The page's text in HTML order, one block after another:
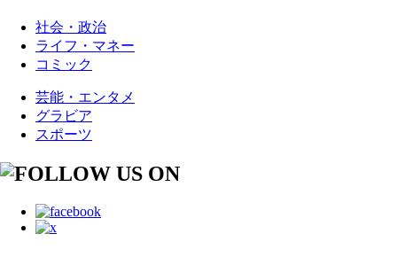
社会・政治
ライフ・マネー
コミック
芸能・エンタメ
グラビア
スポーツ